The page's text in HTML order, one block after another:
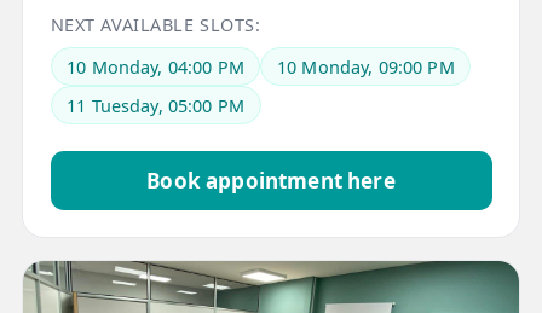
Bursitis de Hombro
Síndrome Piramidal
NEXT AVAILABLE SLOTS:
10 Monday, 04:00 PM
10 Monday, 09:00 PM
11 Tuesday, 05:00 PM
Book appointment here